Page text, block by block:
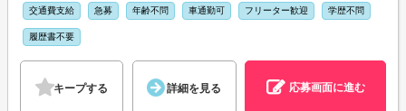
交通費支給 急募 年齢不問 車通勤可 フリーター歓迎 学歴不問
履歴書不要
キープする 詳細を見る 応募画面に進む